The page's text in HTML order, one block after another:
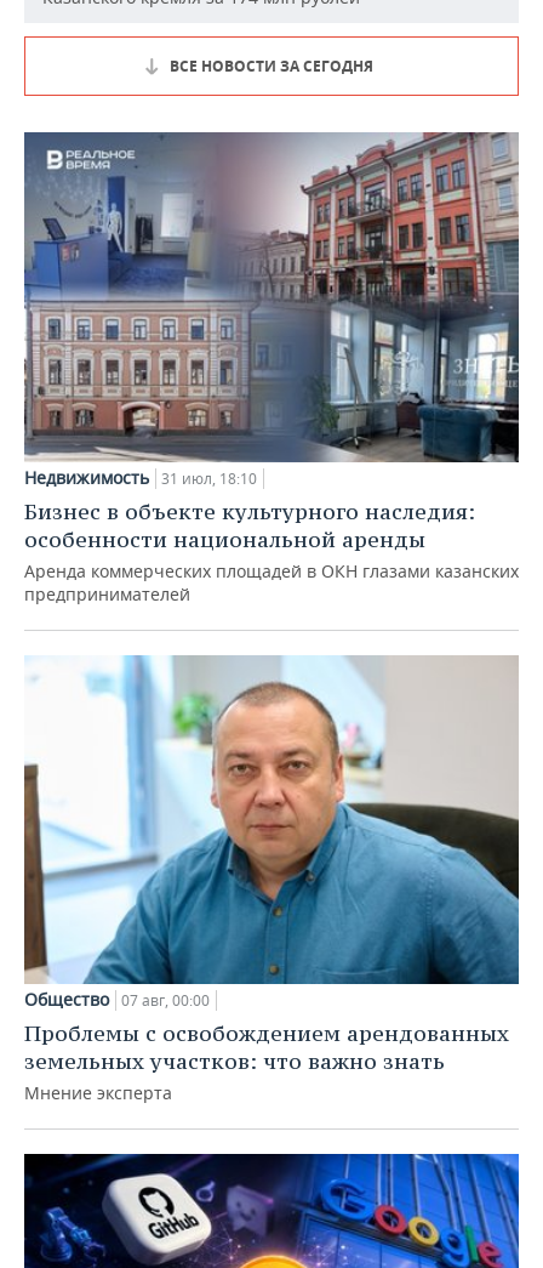
ВСЕ НОВОСТИ ЗА СЕГОДНЯ
Недвижимость 31 июл, 18:10
Бизнес в объекте культурного наследия:
особенности национальной аренды
Аренда коммерческих площадей в ОКН глазами казанских
предпринимателей
Общество 07 авг, 00:00
Проблемы с освобождением арендованных
земельных участков: что важно знать
Мнение эксперта